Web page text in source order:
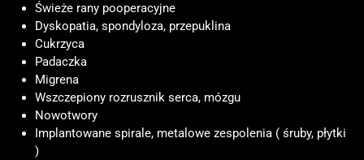
Świeże rany pooperacyjne
Dyskopatia, spondyloza, przepuklina
Cukrzyca
Padaczka
Migrena
Wszczepiony rozrusznik serca, mózgu
Nowotwory
Implantowane spirale, metalowe zespolenia ( śruby, płytki
)